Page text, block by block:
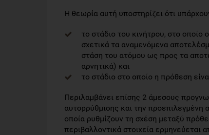
Η θεωρία αυτή υποστηρίζει ότι
το στάδιο του κινήτρου, στο οποίο
σχετικά τα αναμενόμενα
στάση του ατόμου ως προς τα
αρνητικά) και
το στάδιο στο οποίο η πρόθεση
Περιλαμβάνει επίσης 2 άμεσους
αυτορρύθμισης και την προεπιλεγμένη
οποία ρυθμίζουν τη σχέση μεταξύ
περιβαλλοντικά στοιχεία